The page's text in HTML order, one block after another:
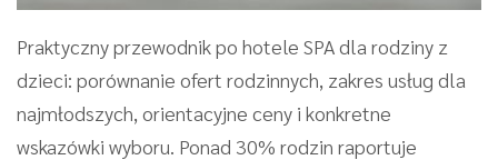
Praktyczny przewodnik po hotele SPA dla rodziny z
dzieci: porównanie ofert rodzinnych, zakres usług dla
najmłodszych, orientacyjne ceny i konkretne
wskazówki wyboru. Ponad 30% rodzin raportuje